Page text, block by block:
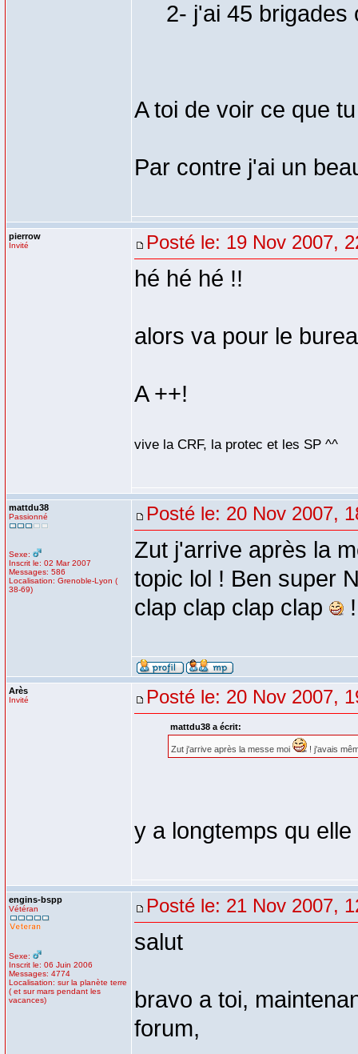
2- j'ai 45 brigades
A toi de voir ce que
Par contre j'ai un
pierrow
Invité Posté le: 19 Nov 2007,
hé hé hé !!
alors va pour le
A ++!
vive la CRF, la protec et les SP ^^
mattdu38
Passionné
Sexe:
Inscrit le: 02 Mar 2007
Messages: 586
Localisation: Grenoble-Lyon (
38-69)
Posté le: 20 Nov 2007,
Zut j'arrive après la
topic lol ! Ben super
clap clap clap clap
!
Arès
Invité Posté le: 20 Nov 2007,
mattdu38 a écrit:
Zut j'arrive après la messe moi ! j'avais
y a longtemps qu
engins-bspp
Vétéran
Sexe:
Inscrit le: 06 Juin 2006
Messages: 4774
Localisation: sur la planète terre
( et sur mars pendant les
vacances)
Posté le: 21 Nov 2007,
salut
bravo a toi,
forum,